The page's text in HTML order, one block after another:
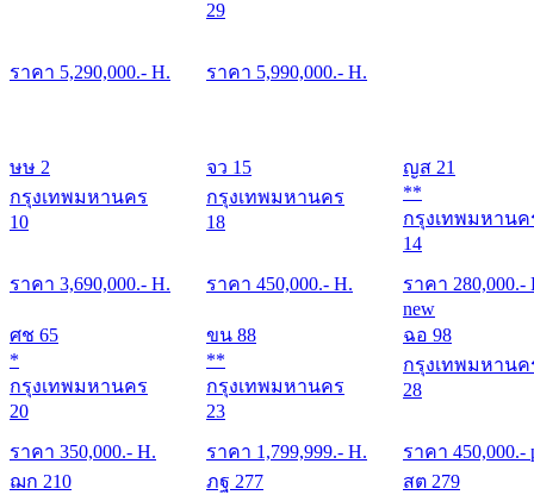
ราคา 5,290,000.- H.
29
ราคา 5,990,000.- H.
ษษ 2
กรุงเทพมหานคร
10
ราคา 3,690,000.- H.
จว 15
กรุงเทพมหานคร
18
ราคา 450,000.- H.
ญส 21
**
กรุงเทพมหานค
14
ราคา 280,000.-
ศช 65
*
กรุงเทพมหานคร
20
ราคา 350,000.- H.
ขน 88
**
กรุงเทพมหานคร
23
ราคา 1,799,999.- H.
new
ฉอ 98
กรุงเทพมหานค
28
ราคา 450,000.-
ฌก 210
ภฐ 277
สต 279